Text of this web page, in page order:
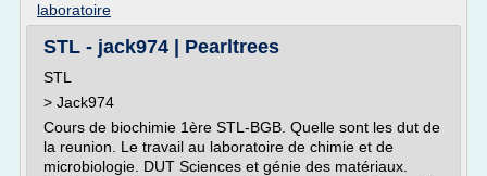
laboratoire
STL - jack974 | Pearltrees
STL
> Jack974
Cours de biochimie 1ère STL-BGB. Quelle sont les dut de
la reunion. Le travail au laboratoire de chimie et de
microbiologie. DUT Sciences et génie des matériaux.